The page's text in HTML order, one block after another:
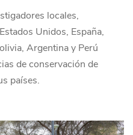
locales,
Unidos, España,
Argentina y Perú
de conservación de
países.